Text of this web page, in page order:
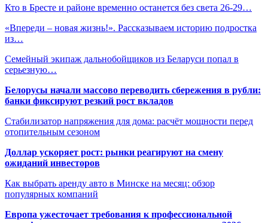
Кто в Бресте и районе временно останется без света 26-29…
«Впереди – новая жизнь!». Рассказываем историю подростка
из…
Семейный экипаж дальнобойщиков из Беларуси попал в
серьезную…
Белорусы начали массово переводить сбережения в рубли:
банки фиксируют резкий рост вкладов
Стабилизатор напряжения для дома: расчёт мощности перед
отопительным сезоном
Доллар ускоряет рост: рынки реагируют на смену
ожиданий инвесторов
Как выбрать аренду авто в Минске на месяц: обзор
популярных компаний
Европа ужесточает требования к профессиональной